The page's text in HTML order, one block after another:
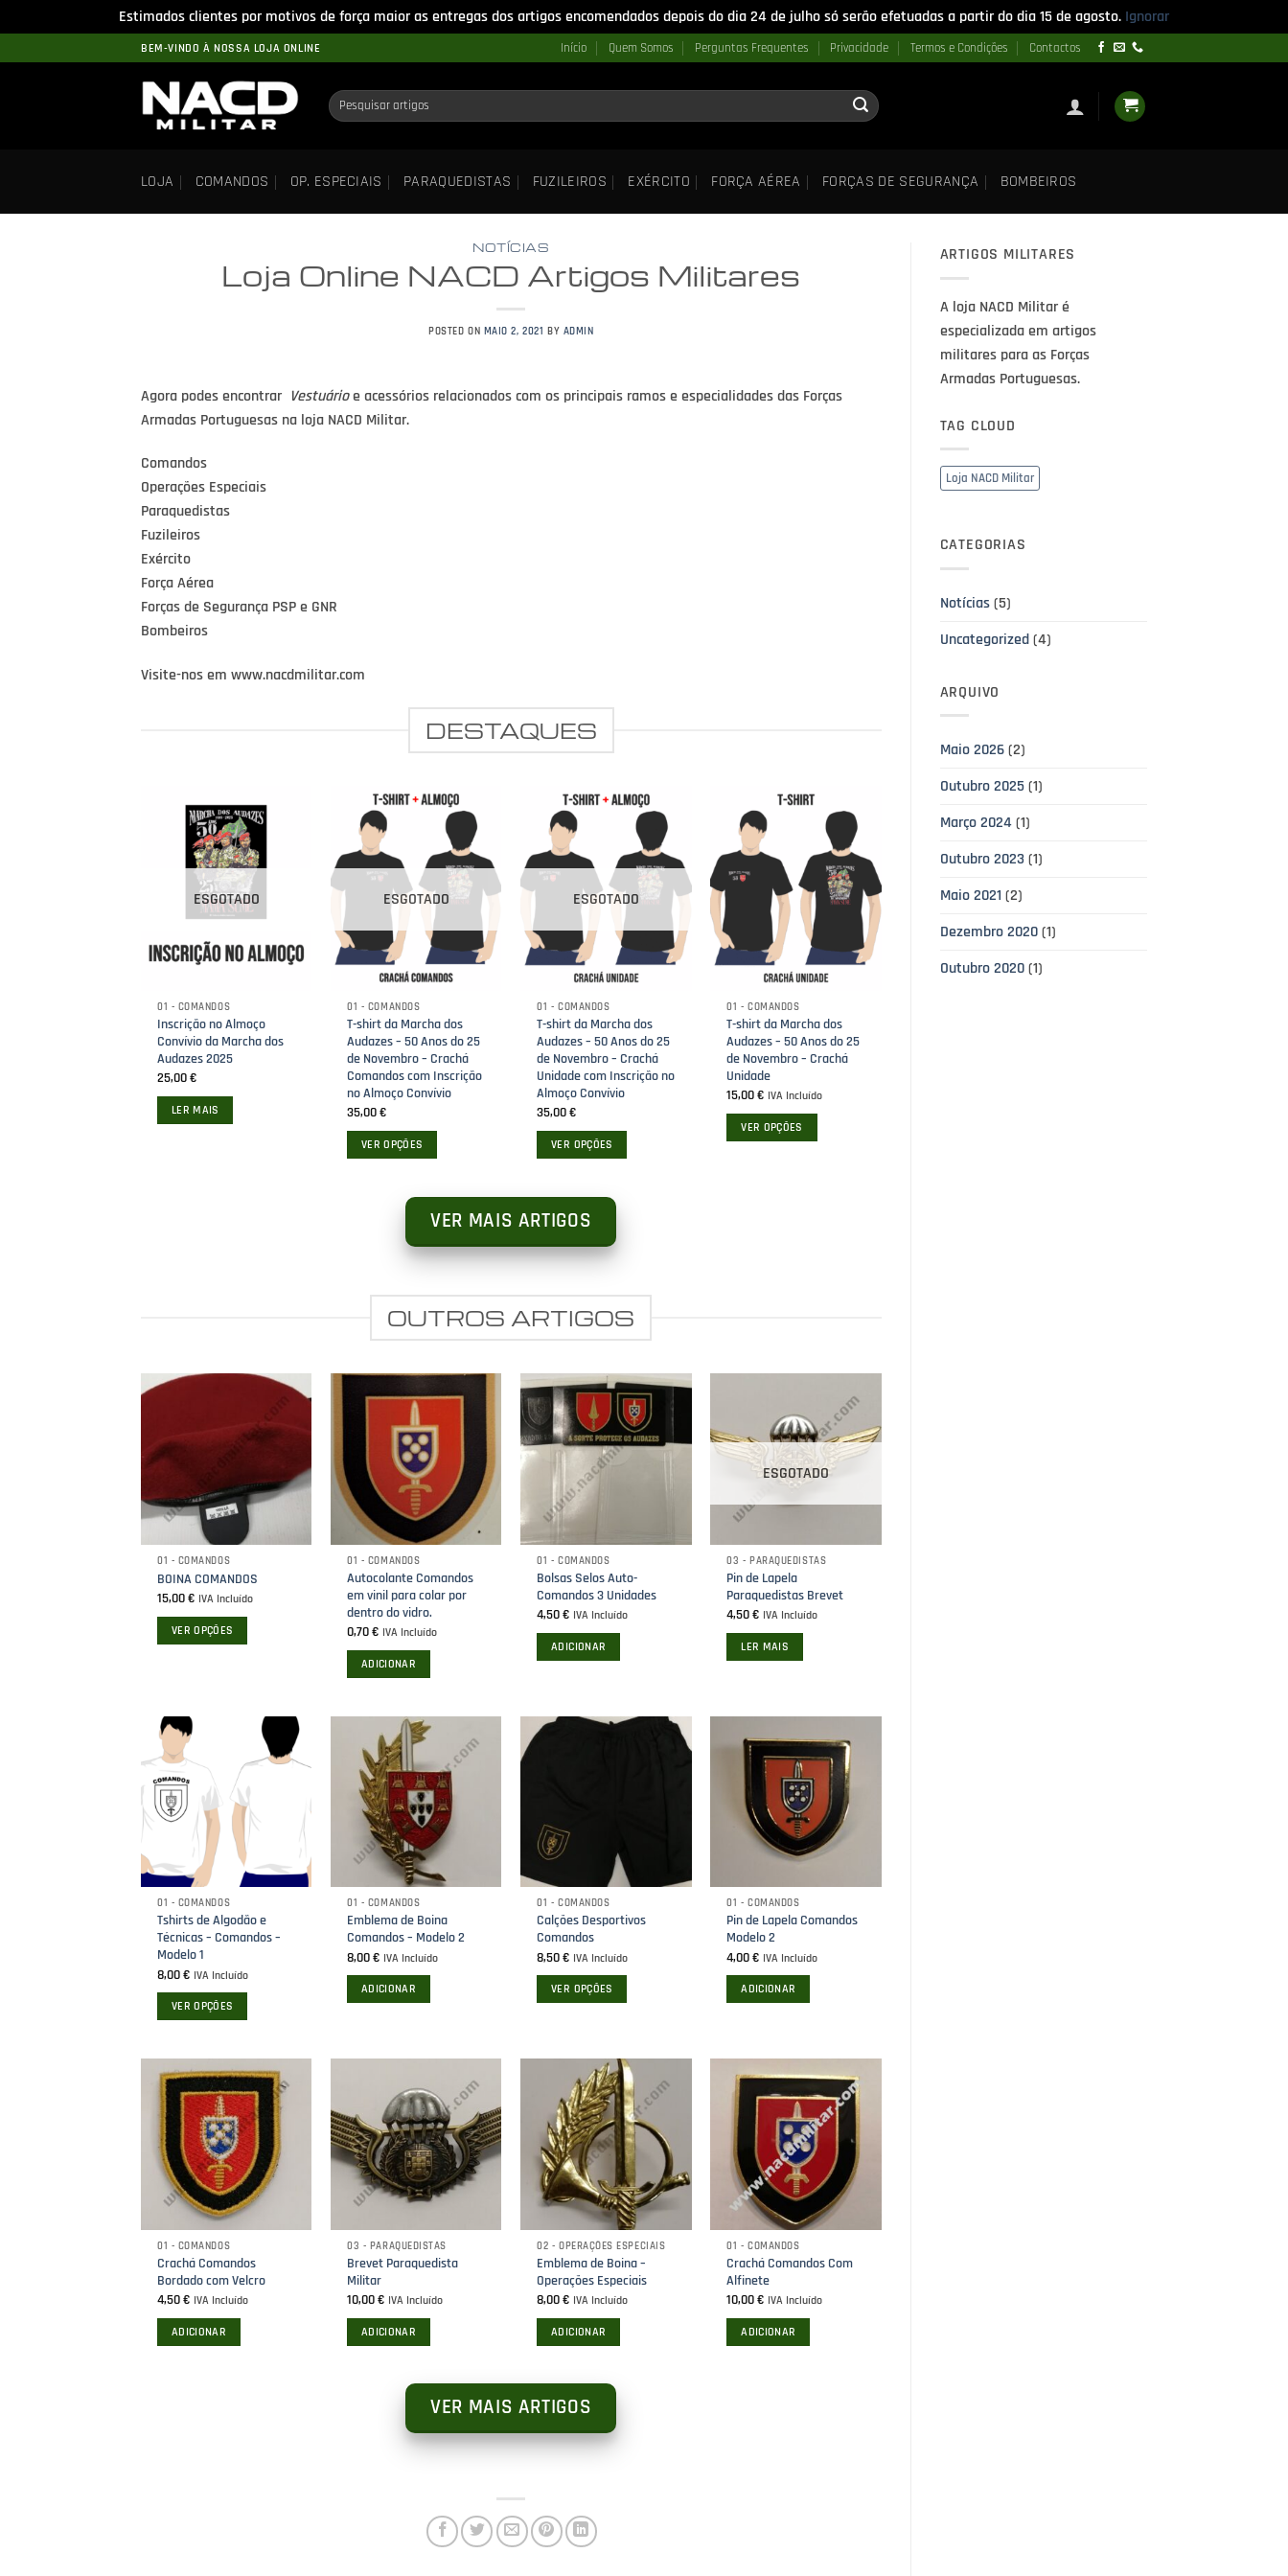
Estimados clientes por motivos de força maior as entregas dos artigos encomendados depois do dia 24 de julho só serão efetuadas a partir do dia 15 de agosto. Ignorar
to
BEM-VINDO À NOSSA LOJA ONLINE Início Quem Somos Perguntas Frequentes Privacidade Termos e Condições Contactos
Pesquisar
por:
LOJA COMANDOS OP. ESPECIAIS PARAQUEDISTAS FUZILEIROS EXÉRCITO FORÇA AÉREA FORÇAS DE SEGURANÇA BOMBEIROS
NOTÍCIAS
Loja Online NACD Artigos Militares
POSTED ON MAIO 2, 2021 BY ADMIN
Agora podes encontrar Vestuárioe acessórios relacionados com os principais ramos e especialidades das Forças
Armadas Portuguesas na loja NACD Militar.
Comandos
Operações Especiais
Paraquedistas
Fuzileiros
Exército
Força Aérea
Forças de Segurança PSP e GNR
Bombeiros
Visite-nos em www.nacdmilitar.com
DESTAQUES
ESGOTADO
01 - COMANDOS
Inscrição no Almoço
Convívio da Marcha dos
Audazes 2025
25,00€
LER MAIS
ESGOTADO
01 - COMANDOS
T-shirt da Marcha dos
Audazes – 50 Anos do 25
de Novembro – Crachá
Comandos com Inscrição
no Almoço Convívio
35,00€
VER OPÇÕES
options
ESGOTADO
01 - COMANDOS
T-shirt da Marcha dos
Audazes – 50 Anos do 25
de Novembro – Crachá
Unidade com Inscrição no
Almoço Convívio
35,00€
VER OPÇÕES
has
variants.
options
may
be
on
the
product
page
01 - COMANDOS
T-shirt da Marcha dos
Audazes – 50 Anos do 25
de Novembro – Crachá
Unidade
15,00€ IVA Incluído
VER OPÇÕES
on
page
VER MAIS ARTIGOS
OUTROS ARTIGOS
01 - COMANDOS
BOINA COMANDOS
15,00€ IVA Incluído
VER OPÇÕES
multiple
variants.
The
options
may
on
the
product
page
01 - COMANDOS
Autocolante Comandos
em vinil para colar por
dentro do vidro.
0,70€ IVA Incluído
ADICIONAR
01 - COMANDOS
Bolsas Selos Auto-
Comandos 3 Unidades
4,50€ IVA Incluído
ADICIONAR
ESGOTADO
03 - PARAQUEDISTAS
Pin de Lapela
Paraquedistas Brevet
4,50€ IVA Incluído
LER MAIS
01 - COMANDOS
Tshirts de Algodão e
Técnicas – Comandos –
Modelo 1
8,00€ IVA Incluído
VER OPÇÕES
has
multiple
variants.
The
options
may
be
chosen
on
the
product
page
01 - COMANDOS
Emblema de Boina
Comandos – Modelo 2
8,00€ IVA Incluído
ADICIONAR
01 - COMANDOS
Calções Desportivos
Comandos
8,50€ IVA Incluído
VER OPÇÕES
has
multiple
variants.
The
options
may
be
chosen
on
the
product
page
01 - COMANDOS
Pin de Lapela Comandos
Modelo 2
4,00€ IVA Incluído
ADICIONAR
01 - COMANDOS
Crachá Comandos
Bordado com Velcro
4,50€ IVA Incluído
ADICIONAR
03 - PARAQUEDISTAS
Brevet Paraquedista
Militar
10,00€ IVA Incluído
ADICIONAR
02 - OPERAÇÕES ESPECIAIS
Emblema de Boina –
Operações Especiais
8,00€ IVA Incluído
ADICIONAR
01 - COMANDOS
Crachá Comandos Com
Alfinete
10,00€ IVA Incluído
ADICIONAR
VER MAIS ARTIGOS
ARTIGOS MILITARES
A loja NACD Militar é
especializada em artigos
militares para as Forças
Armadas Portuguesas.
TAG CLOUD
Loja NACD Militar
CATEGORIAS
Notícias(5)
Uncategorized(4)
ARQUIVO
Maio 2026(2)
Outubro 2025(1)
Março 2024(1)
Outubro 2023(1)
Maio 2021 (2)
Dezembro 2020(1)
Outubro 2020(1)